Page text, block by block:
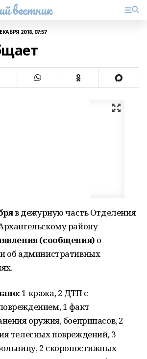
вестник
2018, 07:57
в дежурную часть Отделения
району
(сообщения) о
об административных
1 кража, 2 ДТП с
1 факт
оружия, боеприпасов, 2
телесных повреждений, 3
2 скоропостижных